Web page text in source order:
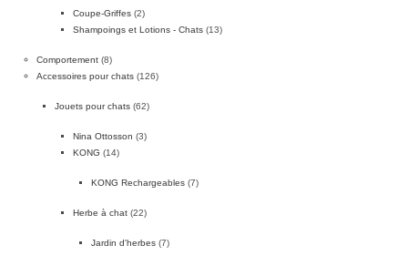
Coupe-Griffes (2)
Shampoings et Lotions - Chats (13)
Comportement (8)
Accessoires pour chats (126)
Jouets pour chats (62)
Nina Ottosson (3)
KONG (14)
KONG Rechargeables (7)
Herbe à chat (22)
Jardin d'herbes (7)